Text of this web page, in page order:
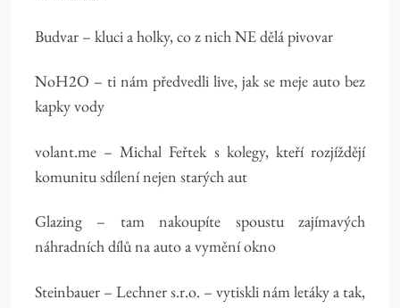
Budvar – kluci a holky, co z nich NE dělá pivovar
NoH2O – ti nám předvedli live, jak se meje auto bez
kapky vody
volant.me – Michal Feřtek s kolegy, kteří rozjíždějí
komunitu sdílení nejen starých aut
Glazing – tam nakoupíte spoustu zajímavých
náhradních dílů na auto a vymění okno
Steinbauer – Lechner s.r.o. – vytiskli nám letáky a tak,